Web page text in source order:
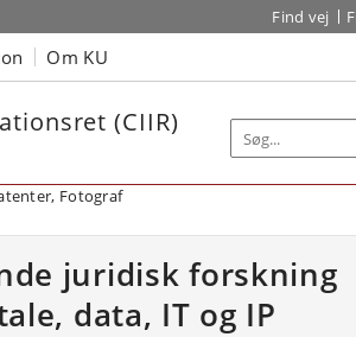
Find vej
Om KU
(CIIR)
juridisk forskning
data, IT og IP